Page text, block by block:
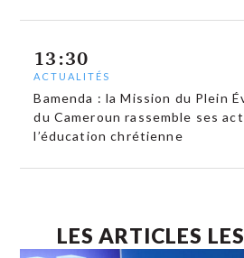
13:30
ACTUALITÉS
Bamenda : la Mission du Plein
du Cameroun rassemble ses
l’éducation chrétienne
LES ARTICLES